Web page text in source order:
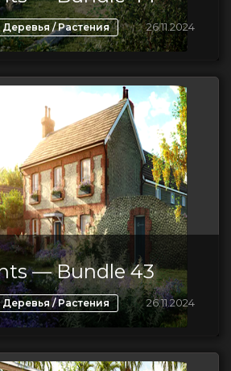
Деревья / Растения 26.11.2024
— Bundle 43
Деревья / Растения 26.11.2024